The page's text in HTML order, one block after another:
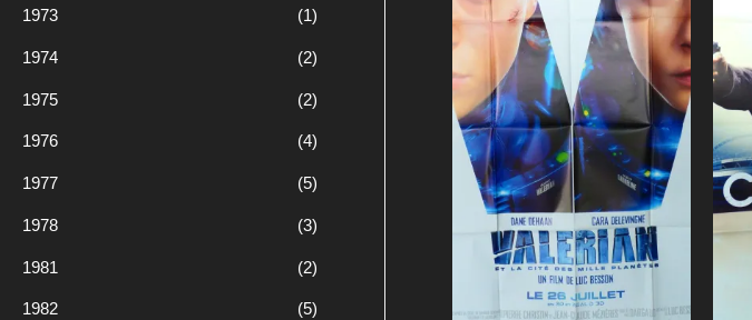
1973 (1)
1974 (2)
1975 (2)
1976 (4)
1977 (5)
1978 (3)
1981 (2)
1982 (5)